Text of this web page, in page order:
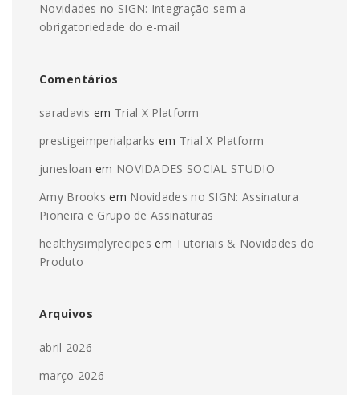
Novidades no SIGN: Integração sem a
obrigatoriedade do e-mail
Comentários
saradavis em Trial X Platform
prestigeimperialparks em Trial X Platform
junesloan em NOVIDADES SOCIAL STUDIO
Amy Brooks em Novidades no SIGN: Assinatura
Pioneira e Grupo de Assinaturas
healthysimplyrecipes em Tutoriais & Novidades do
Produto
Arquivos
abril 2026
março 2026